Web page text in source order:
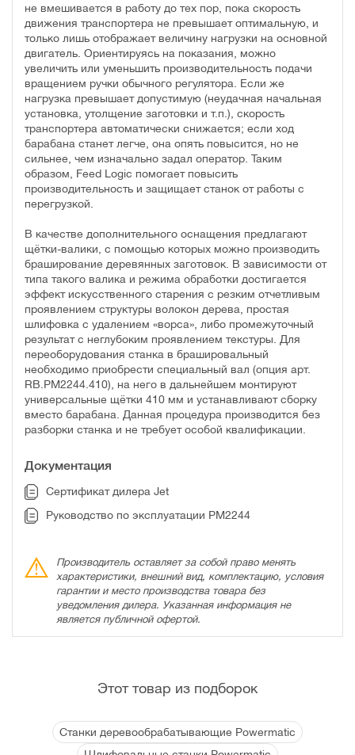
не вмешивается в работу до тех пор, пока скорость
движения транспортера не превышает оптимальную, и
только лишь отображает величину нагрузки на основной
двигатель. Ориентируясь на показания, можно
увеличить или уменьшить производительность подачи
вращением ручки обычного регулятора. Если же
нагрузка превышает допустимую (неудачная начальная
установка, утолщение заготовки и т.п.), скорость
транспортера автоматически снижается; если ход
барабана станет легче, она опять повысится, но не
сильнее, чем изначально задал оператор. Таким
образом, Feed Logic помогает повысить
производительность и защищает станок от работы с
перегрузкой.
В качестве дополнительного оснащения предлагают
щётки-валики, с помощью которых можно производить
браширование деревянных заготовок. В зависимости от
типа такого валика и режима обработки достигается
эффект искусственного старения с резким отчетливым
проявлением структуры волокон дерева, простая
шлифовка с удалением «ворса», либо промежуточный
результат с неглубоким проявлением текстуры. Для
переоборудования станка в брашировальный
необходимо приобрести специальный вал (опция арт.
RB.PM2244.410), на него в дальнейшем монтируют
универсальные щётки 410 мм и устанавливают сборку
вместо барабана. Данная процедура производится без
разборки станка и не требует особой квалификации.
Документация
Сертификат дилера Jet
Руководство по эксплуатации PM2244
Производитель оставляет за собой право менять
характеристики, внешний вид, комплектацию, условия
гарантии и место производства товара без
уведомления дилера. Указанная информация не
является публичной офертой.
Этот товар из подборок
Станки деревообрабатывающие Powermatic